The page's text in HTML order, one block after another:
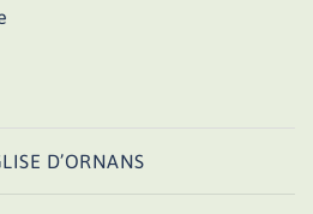
D’ORNANS